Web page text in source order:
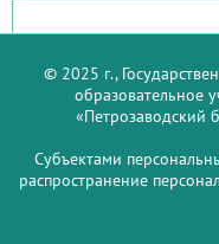
© 2025 г.,
образовательное
«Петрозаводский
Субъектами
распространение